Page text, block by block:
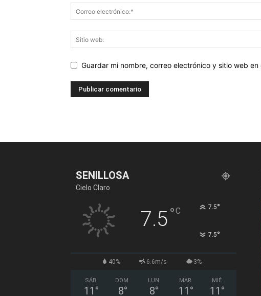
Guardar mi nombre, correo electrónico y sitio web
SENILLOSA
Cielo Claro
7.5°C 7.5°
7.5°
40% 6.6m/s 3%
SÁB
11 °
DOM
8°
LUN
8°
MAR
11 °
MIÉ
11 °